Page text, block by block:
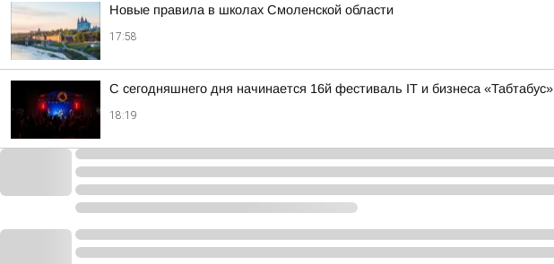
Новые правила в школах Смоленской области
17:58
С сегодняшнего дня начинается 16й фестиваль IT и бизнеса «Табтабус»
18:19